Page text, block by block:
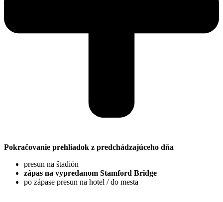
Pokračovanie prehliadok z predchádzajúceho dňa
presun na štadión
zápas na vypredanom Stamford Bridge
po zápase presun na hotel / do mesta